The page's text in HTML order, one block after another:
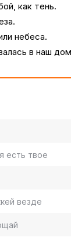
как тень.
небеса.
в наш дом
есть твое
везде